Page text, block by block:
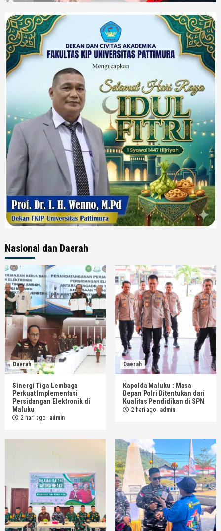
Nasional dan Daerah
Daerah
Sinergi Tiga Lembaga
Perkuat Implementasi
Persidangan Elektronik di
Maluku
2 hari ago admin
Daerah
Kapolda Maluku : Masa
Depan Polri Ditentukan dari
Kualitas Pendidikan di SPN
2 hari ago admin